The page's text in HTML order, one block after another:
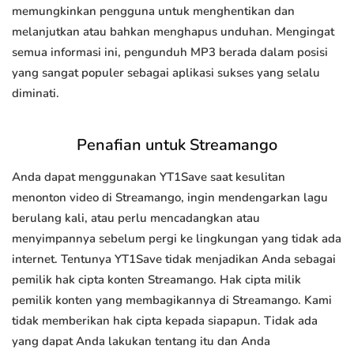
memungkinkan pengguna untuk menghentikan dan
melanjutkan atau bahkan menghapus unduhan. Mengingat
semua informasi ini, pengunduh MP3 berada dalam posisi
yang sangat populer sebagai aplikasi sukses yang selalu
diminati.
Penafian untuk Streamango
Anda dapat menggunakan YT1Save saat kesulitan
menonton video di Streamango, ingin mendengarkan lagu
berulang kali, atau perlu mencadangkan atau
menyimpannya sebelum pergi ke lingkungan yang tidak ada
internet. Tentunya YT1Save tidak menjadikan Anda sebagai
pemilik hak cipta konten Streamango. Hak cipta milik
pemilik konten yang membagikannya di Streamango. Kami
tidak memberikan hak cipta kepada siapapun. Tidak ada
yang dapat Anda lakukan tentang itu dan Anda